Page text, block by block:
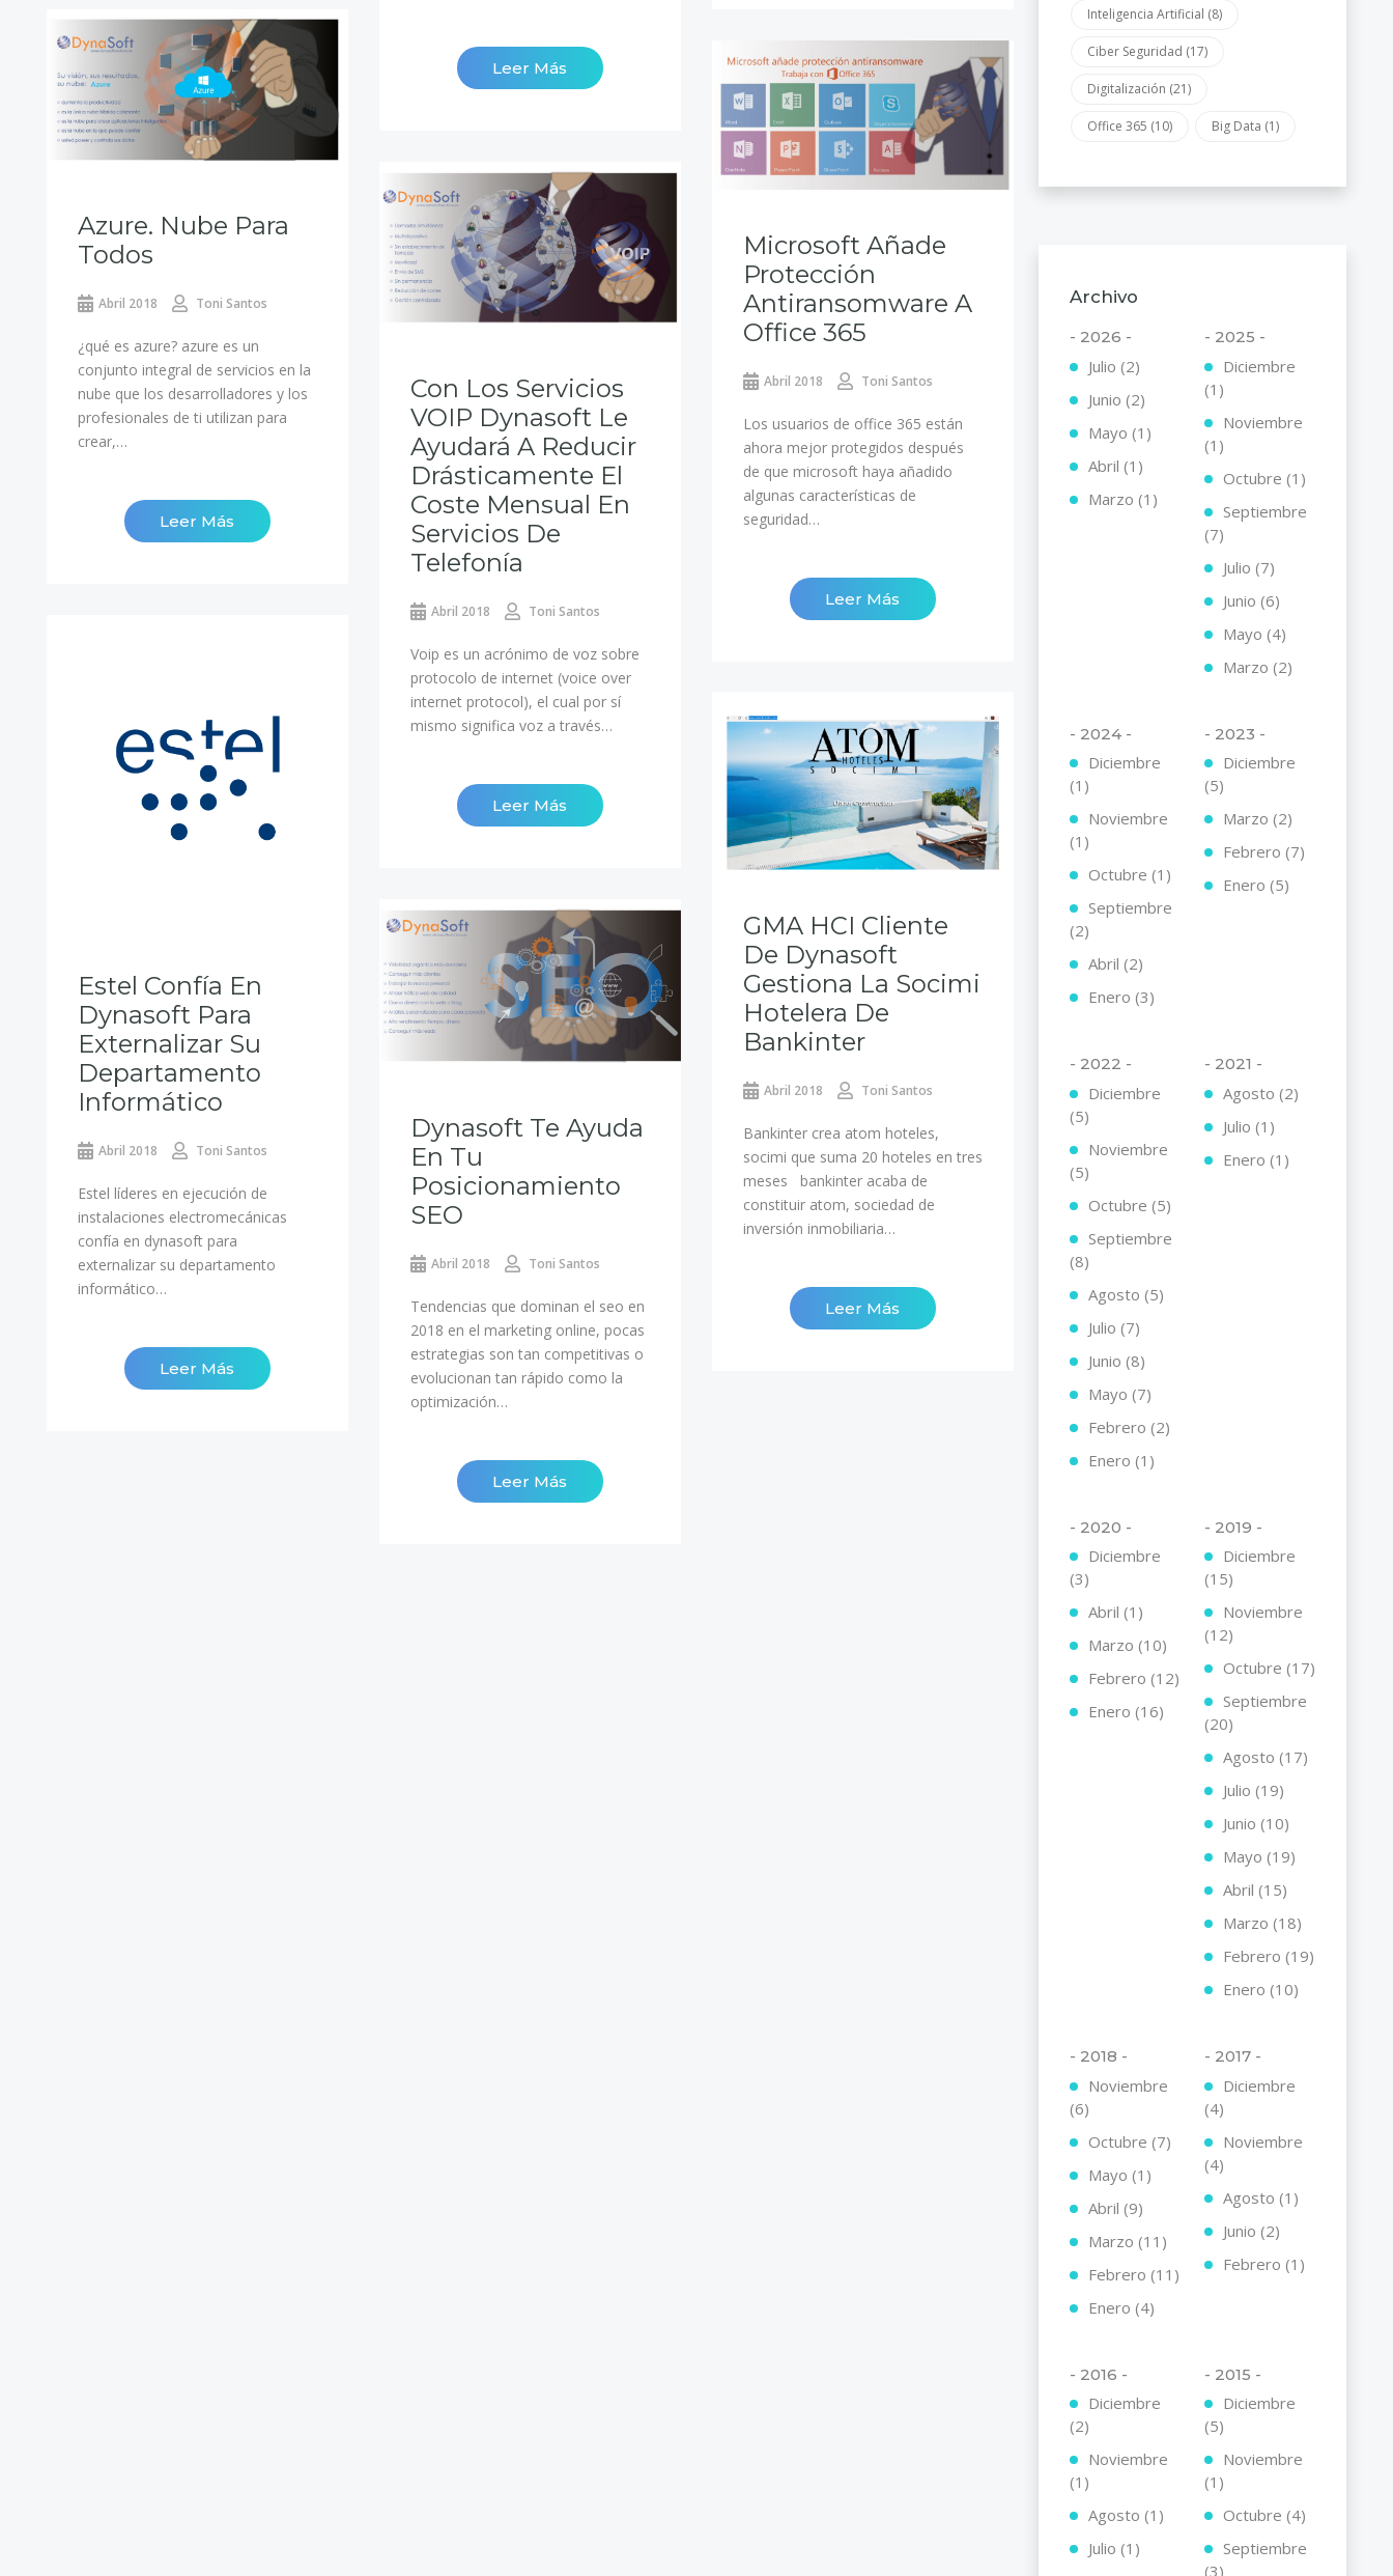
Leer Más
Azure. Nube Para
Todos
Abril 2018 Toni Santos
¿qué es azure? azure es un
conjunto integral de servicios en la
nube que los desarrolladores y los
profesionales de ti utilizan para
crear,…
Leer Más
Microsoft Añade
Protección
Antiransomware A
Office 365
Abril 2018 Toni Santos
Los usuarios de office 365 están
ahora mejor protegidos después
de que microsoft haya añadido
algunas características de
seguridad…
Leer Más
Con Los Servicios
VOIP Dynasoft Le
Ayudará A Reducir
Drásticamente El
Coste Mensual En
Servicios De
Telefonía
Abril 2018 Toni Santos
Voip es un acrónimo de voz sobre
protocolo de internet (voice over
internet protocol), el cual por sí
mismo significa voz a través…
Leer Más
Estel Confía En
Dynasoft Para
Externalizar Su
Departamento
Informático
Abril 2018 Toni Santos
Estel líderes en ejecución de
instalaciones electromecánicas
confía en dynasoft para
externalizar su departamento
informático…
Leer Más
GMA HCI Cliente
De Dynasoft
Gestiona La Socimi
Hotelera De
Bankinter
Abril 2018 Toni Santos
Bankinter crea atom hoteles,
socimi que suma 20 hoteles en tres
meses bankinter acaba de
constituir atom, sociedad de
inversión inmobiliaria…
Leer Más
Dynasoft Te Ayuda
En Tu
Posicionamiento
SEO
Abril 2018 Toni Santos
Tendencias que dominan el seo en
2018 en el marketing online, pocas
estrategias son tan competitivas o
evolucionan tan rápido como la
optimización…
Leer Más
Inteligencia Artificial (8)
Ciber Seguridad (17)
Digitalización (21)
Office 365 (10) Big Data (1)
Archivo
- 2026 -
Julio (2)
Junio (2)
Mayo (1)
Abril (1)
Marzo (1)
- 2025 -
Diciembre
(1)
Noviembre
(1)
Octubre (1)
Septiembre
(7)
Julio (7)
Junio (6)
Mayo (4)
Marzo (2)
- 2024 -
Diciembre
(1)
Noviembre
(1)
Octubre (1)
Septiembre
(2)
Abril (2)
Enero (3)
- 2023 -
Diciembre
(5)
Marzo (2)
Febrero (7)
Enero (5)
- 2022 -
Diciembre
(5)
Noviembre
(5)
Octubre (5)
Septiembre
(8)
Agosto (5)
Julio (7)
Junio (8)
Mayo (7)
Febrero (2)
Enero (1)
- 2021 -
Agosto (2)
Julio (1)
Enero (1)
- 2020 -
Diciembre
(3)
Abril (1)
Marzo (10)
Febrero (12)
Enero (16)
- 2019 -
Diciembre
(15)
Noviembre
(12)
Octubre (17)
Septiembre
(20)
Agosto (17)
Julio (19)
Junio (10)
Mayo (19)
Abril (15)
Marzo (18)
Febrero (19)
Enero (10)
- 2018 -
Noviembre
(6)
Octubre (7)
Mayo (1)
Abril (9)
Marzo (11)
Febrero (11)
Enero (4)
- 2017 -
Diciembre
(4)
Noviembre
(4)
Agosto (1)
Junio (2)
Febrero (1)
- 2016 -
Diciembre
(2)
Noviembre
(1)
Agosto (1)
Julio (1)
- 2015 -
Diciembre
(5)
Noviembre
(1)
Octubre (4)
Septiembre
(3)